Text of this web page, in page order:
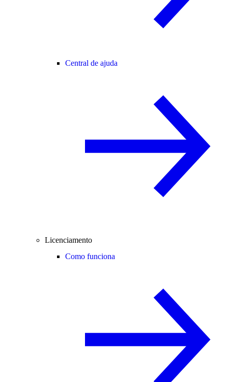
Central de ajuda
Licenciamento
Como funciona